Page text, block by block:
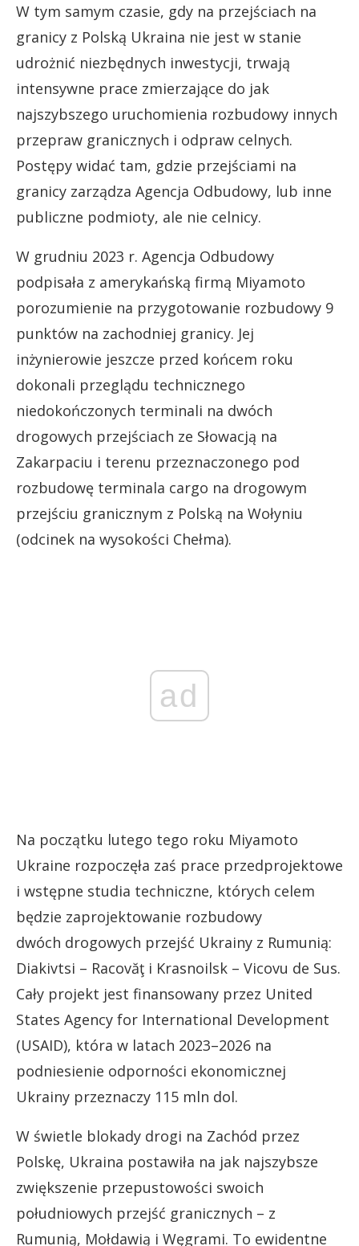
W tym samym czasie, gdy na przejściach na
granicy z Polską Ukraina nie jest w stanie
udrożnić niezbędnych inwestycji, trwają
intensywne prace zmierzające do jak
najszybszego uruchomienia rozbudowy innych
przepraw granicznych i odpraw celnych.
Postępy widać tam, gdzie przejściami na
granicy zarządza Agencja Odbudowy, lub inne
publiczne podmioty, ale nie celnicy.
W grudniu 2023 r. Agencja Odbudowy
podpisała z amerykańską firmą Miyamoto
porozumienie na przygotowanie rozbudowy 9
punktów na zachodniej granicy. Jej
inżynierowie jeszcze przed końcem roku
dokonali przeglądu technicznego
niedokończonych terminali na dwóch
drogowych przejściach ze Słowacją na
Zakarpaciu i terenu przeznaczonego pod
rozbudowę terminala cargo na drogowym
przejściu granicznym z Polską na Wołyniu
(odcinek na wysokości Chełma).
ad
Na początku lutego tego roku Miyamoto
Ukraine rozpoczęła zaś prace przedprojektowe
i wstępne studia techniczne, których celem
będzie zaprojektowanie rozbudowy
dwóch drogowych przejść Ukrainy z Rumunią:
Diakivtsi – Racovăţ i Krasnoilsk – Vicovu de Sus.
Cały projekt jest finansowany przez United
States Agency for International Development
(USAID), która w latach 2023–2026 na
podniesienie odporności ekonomicznej
Ukrainy przeznaczy 115 mln dol.
W świetle blokady drogi na Zachód przez
Polskę, Ukraina postawiła na jak najszybsze
zwiększenie przepustowości swoich
południowych przejść granicznych – z
Rumunią, Mołdawią i Węgrami. To ewidentne